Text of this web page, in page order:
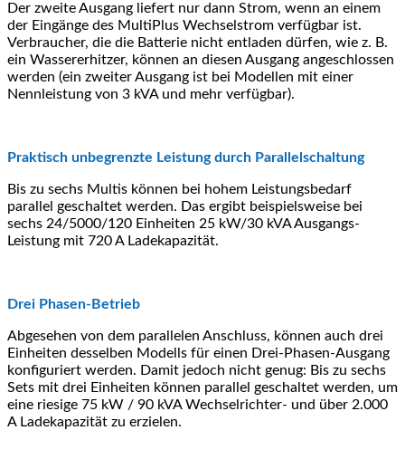
Der zweite Ausgang liefert nur dann Strom, wenn an einem
der Eingänge des MultiPlus Wechselstrom verfügbar ist.
Verbraucher, die die Batterie nicht entladen dürfen, wie z. B.
ein Wassererhitzer, können an diesen Ausgang angeschlossen
werden (ein zweiter Ausgang ist bei Modellen mit einer
Nennleistung von 3 kVA und mehr verfügbar).
Praktisch unbegrenzte Leistung durch Parallelschaltung
Bis zu sechs Multis können bei hohem Leistungsbedarf
parallel geschaltet werden. Das ergibt beispielsweise bei
sechs 24/5000/120 Einheiten 25 kW/30 kVA Ausgangs-
Leistung mit 720 A Ladekapazität.
Drei Phasen-Betrieb
Abgesehen von dem parallelen Anschluss, können auch drei
Einheiten desselben Modells für einen Drei-Phasen-Ausgang
konfiguriert werden. Damit jedoch nicht genug: Bis zu sechs
Sets mit drei Einheiten können parallel geschaltet werden, um
eine riesige 75 kW / 90 kVA Wechselrichter- und über 2.000
A Ladekapazität zu erzielen.